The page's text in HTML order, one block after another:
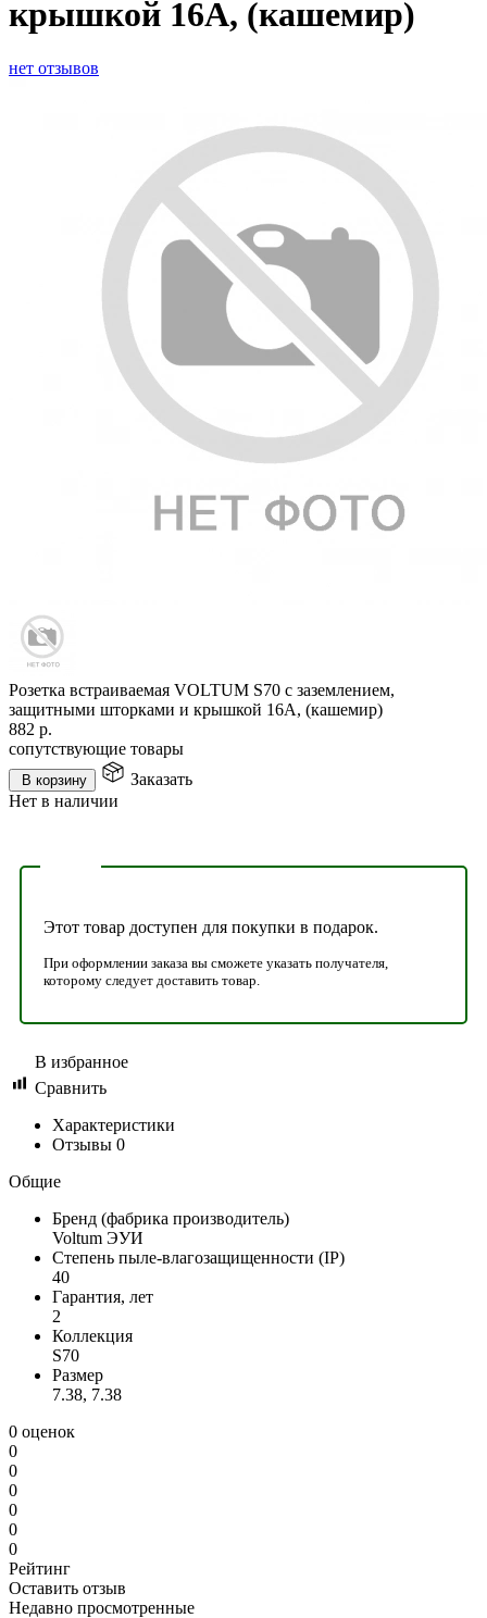
крышкой 16А, (кашемир)
нет отзывов
Розетка встраиваемая VOLTUM S70 с заземлением,
защитными шторками и крышкой 16А, (кашемир)
882 р.
сопутствующие товары
В корзину
Заказать
Нет в наличии
Этот товар доступен для покупки в подарок.
При оформлении заказа вы сможете указать получателя,
которому следует доставить товар.
В избранное
Сравнить
Характеристики
Отзывы 0
Общие
Бренд (фабрика производитель)
Voltum ЭУИ
Степень пыле-влагозащищенности (IP)
40
Гарантия, лет
2
Коллекция
S70
Размер
7.38, 7.38
0 оценок
0
0
0
0
0
0
Рейтинг
Оставить отзыв
Недавно просмотренные